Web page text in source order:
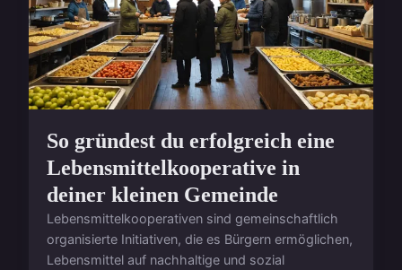
So gründest du erfolgreich eine
Lebensmittelkooperative in
deiner kleinen Gemeinde
Lebensmittelkooperativen sind gemeinschaftlich
organisierte Initiativen, die es Bürgern ermöglichen,
Lebensmittel auf nachhaltige und sozial